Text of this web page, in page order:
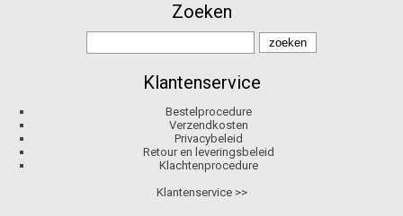
Zoeken
Klantenservice
Bestelprocedure
Verzendkosten
Privacybeleid
Retour en leveringsbeleid
Klachtenprocedure
Klantenservice >>